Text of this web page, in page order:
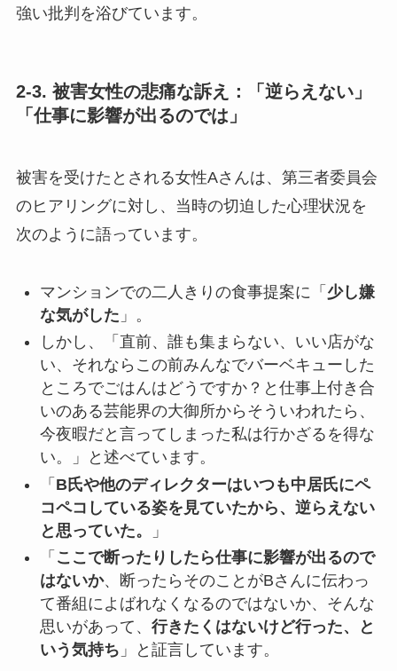
強い批判を浴びています。
2-3. 被害女性の悲痛な訴え：「逆らえない」
「仕事に影響が出るのでは」
被害を受けたとされる女性Aさんは、第三者委員会
のヒアリングに対し、当時の切迫した心理状況を
次のように語っています。
マンションでの二人きりの食事提案に「 少し嫌
な気がした 」。
しかし、「直前、誰も集まらない、いい店がな
い、それならこの前みんなでバーベキューした
ところでごはんはどうですか？と仕事上付き合
いのある芸能界の大御所からそういわれたら、
今夜暇だと言ってしまった私は行かざるを得な
い。」と述べています。
「 B氏や他のディレクターはいつも中居氏にペ
コペコしている姿を見ていたから、逆らえない
と思っていた。
」
「 ここで断ったりしたら仕事に影響が出るので
はないか、断ったらそのことがBさんに伝わっ
て番組によばれなくなるのではないか、そんな
思いがあって、 行きたくはないけど行った、と
いう気持ち 」と証言しています。